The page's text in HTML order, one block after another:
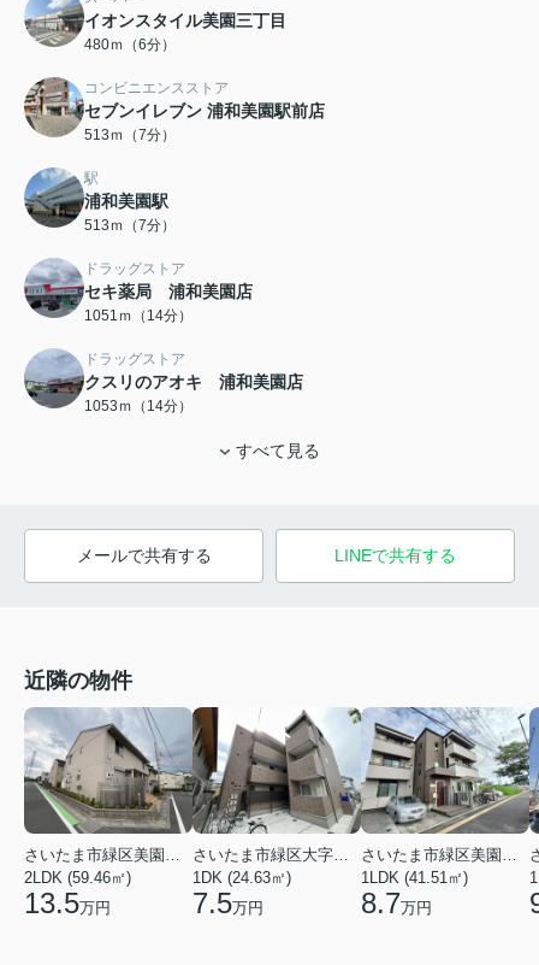
イオンスタイル美園三丁目
480ｍ（6分）
コンビニエンスストア
セブンイレブン 浦和美園駅前店
513ｍ（7分）
駅
浦和美園駅
513ｍ（7分）
ドラッグストア
セキ薬局 浦和美園店
1051ｍ（14分）
ドラッグストア
クスリのアオキ 浦和美園店
1053ｍ（14分）
すべて見る
メールで共有する LINEで共有する
近隣の物件
さいたま市緑区美園６丁目
2LDK (59.46㎡)
13.5万円
さいたま市緑区大字下野田
1DK (24.63㎡)
7.5万円
さいたま市緑区美園３丁目
1LDK (41.51㎡)
8.7万円